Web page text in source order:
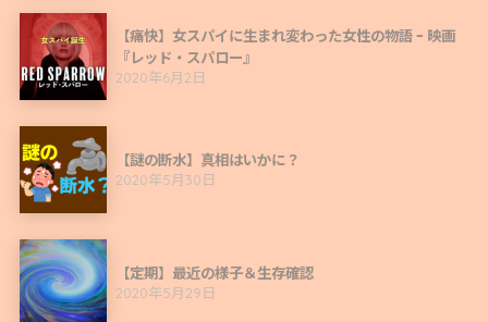
【痛快】女スパイに生まれ変わった女性の物語 ｰ 映画
『レッド・スパロー』
2020年6月2日
【謎の断水】真相はいかに？
2020年5月30日
【定期】最近の様子＆生存確認
2020年5月29日